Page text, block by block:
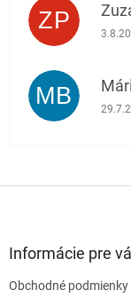
ZP
MB
Informácie pre
Obchodné podmienky